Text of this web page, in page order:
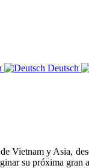
Deutsch
Vietnam y Asia,
su próxima